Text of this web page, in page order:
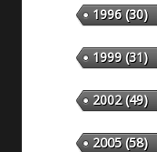
1996(30)
1999(31)
2002(49)
2005(58)